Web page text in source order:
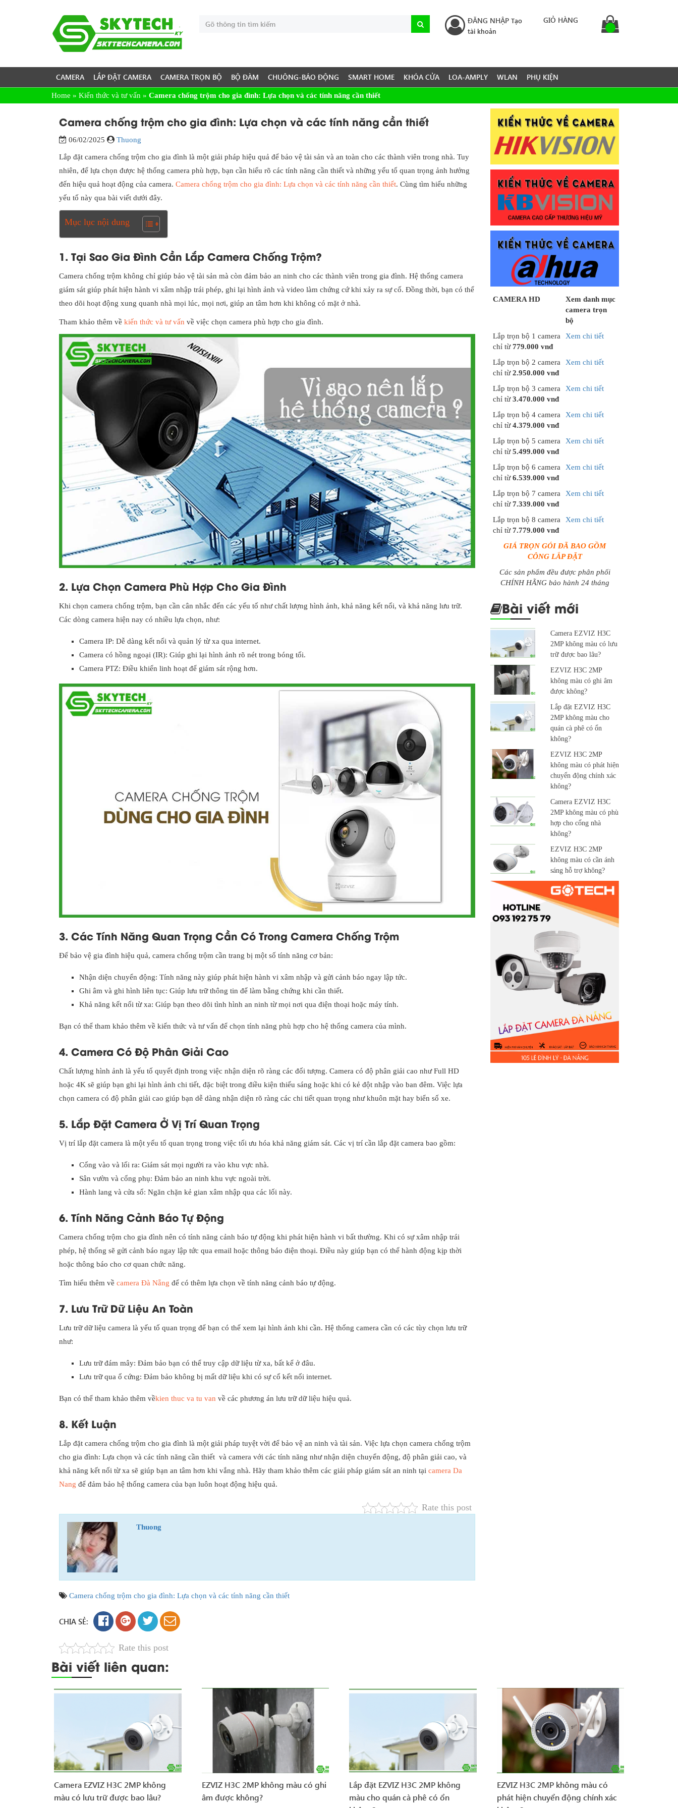
ĐĂNG NHẬP Tạo
tài khoản
GIỎ HÀNG
CAMERA LẮP ĐẶT CAMERA CAMERA TRỌN BỘ BỘ ĐÀM CHUÔNG-BÁO ĐỘNG SMART HOME KHÓA CỬA LOA-AMPLY WLAN PHỤ KIỆN
Home » Kiến thức và tư vấn » Camera chống trộm cho gia đình: Lựa chọn và các tính năng cần thiết
Camera chống trộm cho gia đình: Lựa chọn và các tính năng cần thiết
06/02/2025 Thuong
Lắp đặt camera chống trộm cho gia đình là một giải pháp hiệu quả để bảo vệ tài sản và an toàn cho các thành viên trong nhà. Tuy
nhiên, để lựa chọn được hệ thống camera phù hợp, bạn cần hiểu rõ các tính năng cần thiết và những yếu tố quan trọng ảnh hưởng
đến hiệu quả hoạt động của camera. Camera chống trộm cho gia đình: Lựa chọn và các tính năng cần thiết. Cùng tìm hiểu những
yếu tố này qua bài viết dưới đây.
Mục lục nội dung
1. Tại Sao Gia Đình Cần Lắp Camera Chống Trộm?
Camera chống trộm không chỉ giúp bảo vệ tài sản mà còn đảm bảo an ninh cho các thành viên trong gia đình. Hệ thống camera
giám sát giúp phát hiện hành vi xâm nhập trái phép, ghi lại hình ảnh và video làm chứng cứ khi xảy ra sự cố. Đồng thời, bạn có thể
theo dõi hoạt động xung quanh nhà mọi lúc, mọi nơi, giúp an tâm hơn khi không có mặt ở nhà.
Tham khảo thêm về kiến thức và tư vấn về việc chọn camera phù hợp cho gia đình.
2. Lựa Chọn Camera Phù Hợp Cho Gia Đình
Khi chọn camera chống trộm, bạn cần cân nhắc đến các yếu tố như chất lượng hình ảnh, khả năng kết nối, và khả năng lưu trữ.
Các dòng camera hiện nay có nhiều lựa chọn, như:
Camera IP: Dễ dàng kết nối và quản lý từ xa qua internet.
Camera có hồng ngoại (IR): Giúp ghi lại hình ảnh rõ nét trong bóng tối.
Camera PTZ: Điều khiển linh hoạt để giám sát rộng hơn.
3. Các Tính Năng Quan Trọng Cần Có Trong Camera Chống Trộm
Để bảo vệ gia đình hiệu quả, camera chống trộm cần trang bị một số tính năng cơ bản:
Nhận diện chuyển động: Tính năng này giúp phát hiện hành vi xâm nhập và gửi cảnh báo ngay lập tức.
Ghi âm và ghi hình liên tục: Giúp lưu trữ thông tin để làm bằng chứng khi cần thiết.
Khả năng kết nối từ xa: Giúp bạn theo dõi tình hình an ninh từ mọi nơi qua điện thoại hoặc máy tính.
Bạn có thể tham khảo thêm về kiến thức và tư vấn để chọn tính năng phù hợp cho hệ thống camera của mình.
4. Camera Có Độ Phân Giải Cao
Chất lượng hình ảnh là yếu tố quyết định trong việc nhận diện rõ ràng các đối tượng. Camera có độ phân giải cao như Full HD
hoặc 4K sẽ giúp bạn ghi lại hình ảnh chi tiết, đặc biệt trong điều kiện thiếu sáng hoặc khi có kẻ đột nhập vào ban đêm. Việc lựa
chọn camera có độ phân giải cao giúp bạn dễ dàng nhận diện rõ ràng các chi tiết quan trọng như khuôn mặt hay biển số xe.
5. Lắp Đặt Camera Ở Vị Trí Quan Trọng
Vị trí lắp đặt camera là một yếu tố quan trọng trong việc tối ưu hóa khả năng giám sát. Các vị trí cần lắp đặt camera bao gồm:
Cổng vào và lối ra: Giám sát mọi người ra vào khu vực nhà.
Sân vườn và cổng phụ: Đảm bảo an ninh khu vực ngoài trời.
Hành lang và cửa sổ: Ngăn chặn kẻ gian xâm nhập qua các lối này.
6. Tính Năng Cảnh Báo Tự Động
Camera chống trộm cho gia đình nên có tính năng cảnh báo tự động khi phát hiện hành vi bất thường. Khi có sự xâm nhập trái
phép, hệ thống sẽ gửi cảnh báo ngay lập tức qua email hoặc thông báo điện thoại. Điều này giúp bạn có thể hành động kịp thời
hoặc thông báo cho cơ quan chức năng.
Tìm hiểu thêm về camera Đà Nẵng để có thêm lựa chọn về tính năng cảnh báo tự động.
7. Lưu Trữ Dữ Liệu An Toàn
Lưu trữ dữ liệu camera là yếu tố quan trọng để bạn có thể xem lại hình ảnh khi cần. Hệ thống camera cần có các tùy chọn lưu trữ
như:
Lưu trữ đám mây: Đảm bảo bạn có thể truy cập dữ liệu từ xa, bất kể ở đâu.
Lưu trữ qua ổ cứng: Đảm bảo không bị mất dữ liệu khi có sự cố kết nối internet.
Bạn có thể tham khảo thêm vềkien thuc va tu van về các phương án lưu trữ dữ liệu hiệu quả.
8. Kết Luận
Lắp đặt camera chống trộm cho gia đình là một giải pháp tuyệt vời để bảo vệ an ninh và tài sản. Việc lựa chọn camera chống trộm
cho gia đình: Lựa chọn và các tính năng cần thiết và camera với các tính năng như nhận diện chuyển động, độ phân giải cao, và
khả năng kết nối từ xa sẽ giúp bạn an tâm hơn khi vắng nhà. Hãy tham khảo thêm các giải pháp giám sát an ninh tại camera Da
Nang để đảm bảo hệ thống camera của bạn luôn hoạt động hiệu quả.
Rate this post
Thuong
Camera chống trộm cho gia đình: Lựa chọn và các tính năng cần thiết
CHIA SẺ:
Rate this post
CAMERA HD
Xem danh mục
camera trọn
bộ
Lắp trọn bộ 1 camera
chỉ từ779.000 vnđ
Xem chi tiết
Lắp trọn bộ 2 camera
chỉ từ2.950.000 vnđ
Xem chi tiết
Lắp trọn bộ 3 camera
chỉ từ3.470.000 vnđ
Xem chi tiết
Lắp trọn bộ 4 camera
chỉ từ4.379.000 vnđ
Xem chi tiết
Lắp trọn bộ 5 camera
chỉ từ5.499.000 vnđ
Xem chi tiết
Lắp trọn bộ 6 camera
chỉ từ6.539.000 vnđ
Xem chi tiết
Lắp trọn bộ 7 camera
chỉ từ7.339.000 vnđ
Xem chi tiết
Lắp trọn bộ 8 camera
chỉ từ7.779.000 vnđ
Xem chi tiết
GIÁ TRỌN GÓI ĐÃ BAO GỒM
CÔNG LẮP ĐẶT
Các sản phẩm đều được phân phối
CHÍNH HÃNG bảo hành 24 tháng
Bài viết mới
Camera EZVIZ H3C
2MP không màu có lưu
trữ được bao lâu?
EZVIZ H3C 2MP
không màu có ghi âm
được không?
Lắp đặt EZVIZ H3C
2MP không màu cho
quán cà phê có ổn
không?
EZVIZ H3C 2MP
không màu có phát hiện
chuyển động chính xác
không?
Camera EZVIZ H3C
2MP không màu có phù
hợp cho cổng nhà
không?
EZVIZ H3C 2MP
không màu có cần ánh
sáng hỗ trợ không?
Bài viết liên quan:
Camera EZVIZ H3C 2MP không
màu có lưu trữ được bao lâu?
EZVIZ H3C 2MP không màu có ghi
âm được không?
Lắp đặt EZVIZ H3C 2MP không
màu cho quán cà phê có ổn
EZVIZ H3C 2MP không màu có
phát hiện chuyển động chính xác